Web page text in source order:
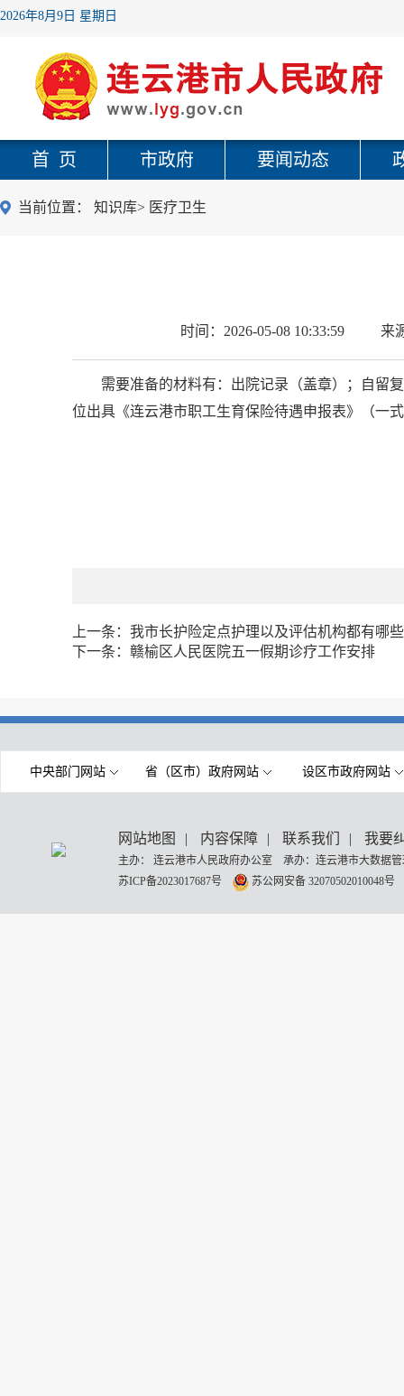
2026年8月9日 星期日
首 页 市政府 要闻动态
当前位置： 知识库> 医疗卫生
时间： 2026-05-08 10:33:59 来
需要准备的材料有：出院记录（盖章）；自留
位出具《连云港市职工生育保险待遇申报表》（一
上一条： 我市长护险定点护理以及评估机构都有哪
下一条： 赣榆区人民医院五一假期诊疗工作安排
中央部门网站 省（区市）政府网站 设区市政府网站
网站地图 | 内容保障 | 联系我们 | 我要
主办： 连云港市人民政府办公室 承办：连云港市大数据
苏ICP备2023017687号
苏公网安备 32070502010048号